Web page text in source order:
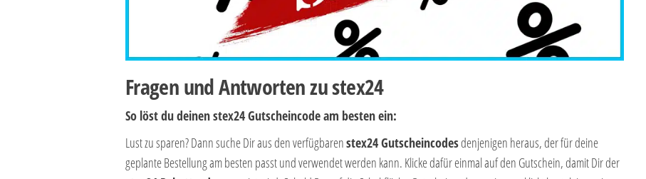
Fragen und Antworten zu stex24
So löst du deinen stex24 Gutscheincode am besten ein:
Lust zu sparen? Dann suche Dir aus den verfügbarenstex24 Gutscheincodesdenjenigen heraus, der für deine
geplante Bestellung am besten passt und verwendet werden kann. Klicke dafür einmal auf den Gutschein, damit Dir der